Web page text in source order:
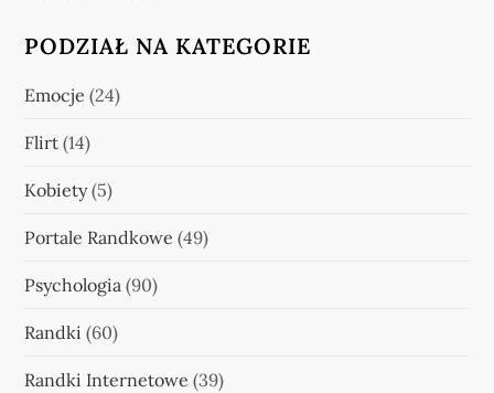
PODZIAŁ NA KATEGORIE
Emocje (24)
Flirt (14)
Kobiety(5)
Portale Randkowe (49)
Psychologia (90)
Randki (60)
Randki Internetowe (39)